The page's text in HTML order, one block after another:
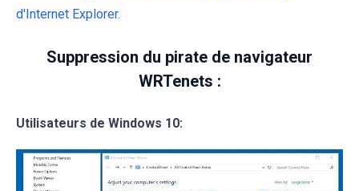
d'Internet Explorer.
Suppression du pirate de navigateur
WRTenets :
Utilisateurs de Windows 10: